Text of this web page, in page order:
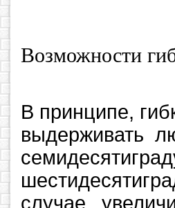
Возможности
В принципе,
выдерживать
случае